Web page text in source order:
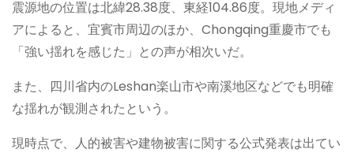
震源地の位置は北緯28.38度、東経104.86度。現地メディ
アによると、宜賓市周辺のほか、Chongqing重慶市でも
「強い揺れを感じた」との声が相次いだ。
また、四川省内のLeshan楽山市や南溪地区などでも明確
な揺れが観測されたという。
現時点で、人的被害や建物被害に関する公式発表は出てい